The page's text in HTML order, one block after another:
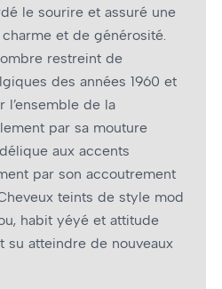
le sourire et assuré une
et de générosité.
restreint de
des années 1960 et
l’ensemble de la
par sa mouture
aux accents
par son accoutrement
teints de style mod
habit yéyé et attitude
su atteindre de nouveaux